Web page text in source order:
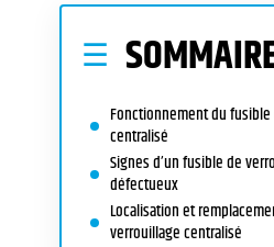
Fonctionnement du
centralisé
Signes d’un fusible de
défectueux
Localisation et
verrouillage centralisé